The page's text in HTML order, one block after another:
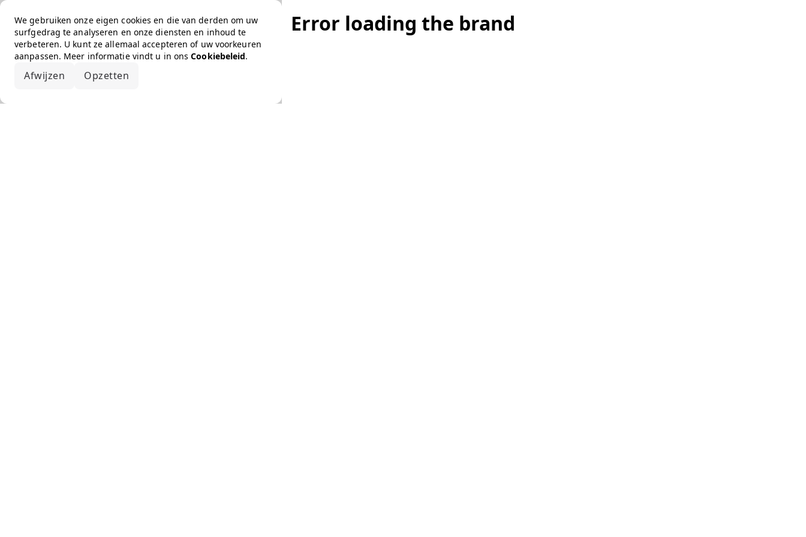
We gebruiken onze eigen cookies en die van derden om uw
surfgedrag te analyseren en onze diensten en inhoud te
verbeteren. U kunt ze allemaal accepteren of uw voorkeuren
aanpassen. Meer informatie vindt u in onsCookiebeleid.
Afwijzen Opzetten
Error loading the brand